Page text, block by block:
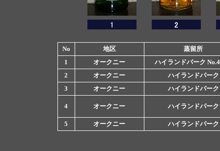
No 地区
蒸留所
1
オークニー
ハイランドパーク
2
オークニー
ハイランドパーク
3
オークニー ハイランドパーク
4 オークニー ハイランドパーク
5 オークニー ハイランドパーク